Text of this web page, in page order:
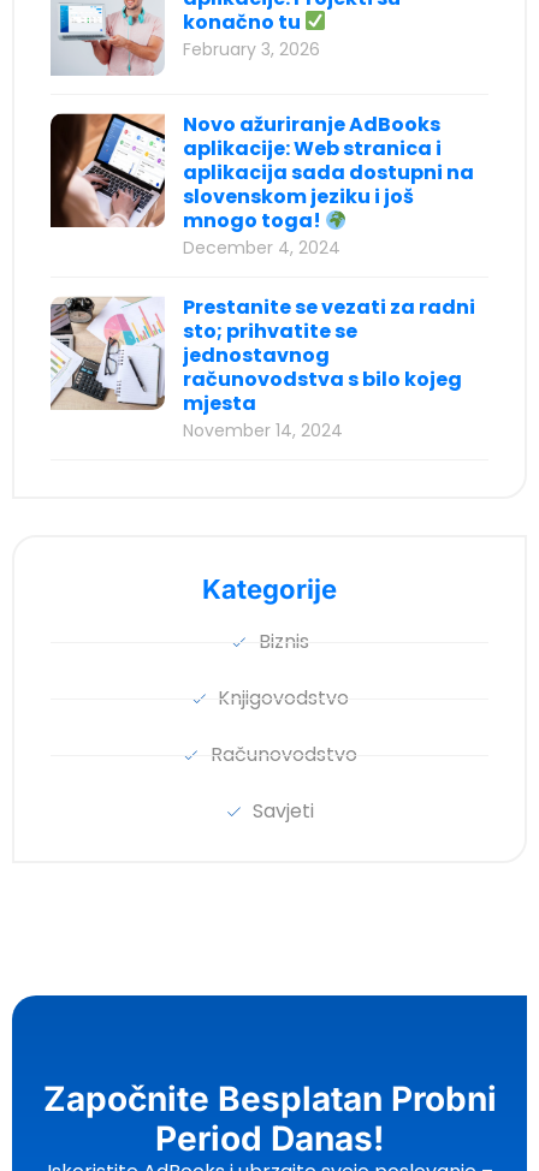
konačno tu
February 3, 2026
Novo ažuriranje AdBooks
aplikacije: Web stranica i
aplikacija sada dostupni na
slovenskom jeziku i još
mnogo toga!
December 4, 2024
Prestanite se vezati za radni
sto; prihvatite se
jednostavnog
računovodstva s bilo kojeg
mjesta
November 14, 2024
Kategorije
Biznis
Knjigovodstvo
Računovodstvo
Savjeti
Započnite Besplatan Probni
Period Danas!